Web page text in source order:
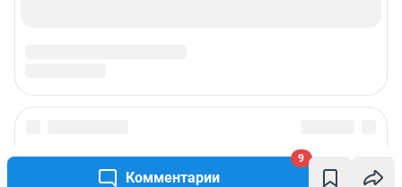
Комментарии
9